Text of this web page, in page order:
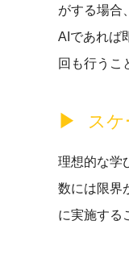
がする場合
AIであれば
回も行うこ
ス
理想的な学
数には限界
に実施する